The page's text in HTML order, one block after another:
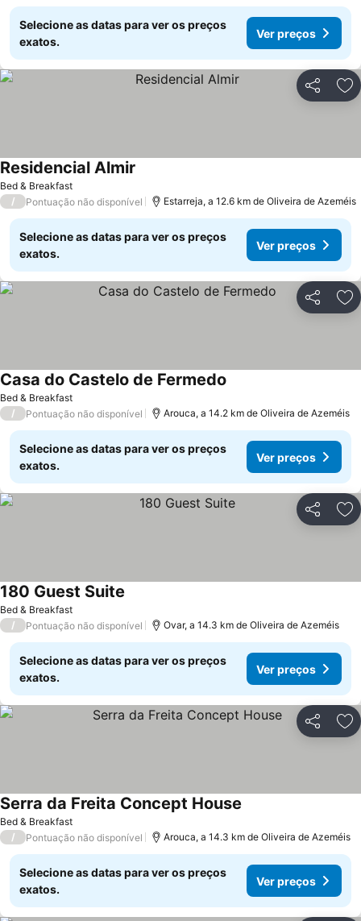
Selecione as datas para ver os preços
exatos.
Ver preços
Partilhar
Bed & Breakfast
Residencial Almir
/ Pontuação não disponível Estarreja, a 12.6 km de Oliveira de Azeméis
Selecione as datas para ver os preços
exatos.
Ver preços
Partilhar
Bed & Breakfast
Casa do Castelo de Fermedo
/ Pontuação não disponível Arouca, a 14.2 km de Oliveira de Azeméis
Selecione as datas para ver os preços
exatos.
Ver preços
Partilhar
Bed & Breakfast
180 Guest Suite
/ Pontuação não disponível Ovar, a 14.3 km de Oliveira de Azeméis
Selecione as datas para ver os preços
exatos.
Ver preços
Partilhar
Bed & Breakfast
Serra da Freita Concept House
/ Pontuação não disponível Arouca, a 14.3 km de Oliveira de Azeméis
Selecione as datas para ver os preços
exatos.
Ver preços